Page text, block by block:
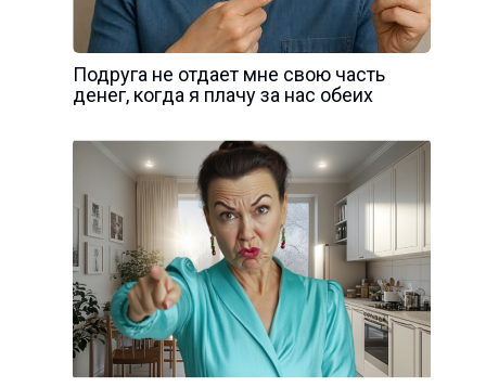
Подруга не отдает мне свою часть
денег, когда я плачу за нас обеих